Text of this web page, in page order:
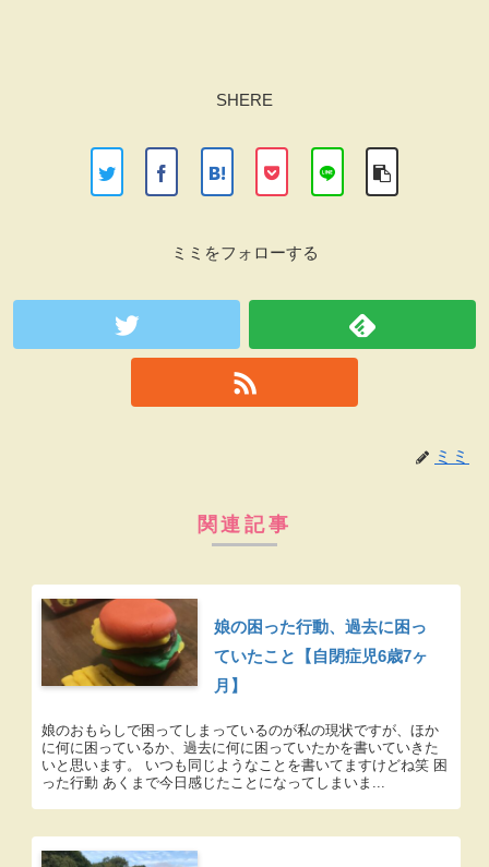
SHERE
ミミをフォローする
ミミ
関連記事
娘の困った行動、過去に困っ
ていたこと【自閉症児6歳7ヶ
月】
娘のおもらしで困ってしまっているのが私の現状ですが、ほか
に何に困っているか、過去に何に困っていたかを書いていきた
いと思います。 いつも同じようなことを書いてますけどね笑 困
った行動 あくまで今日感じたことになってしまいま...